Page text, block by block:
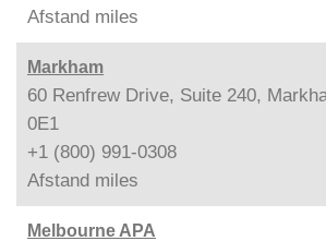
Afstand miles
Markham
60 Renfrew Drive, Suite 240,
0E1
+1 (800) 991-0308
Afstand miles
Melbourne APA